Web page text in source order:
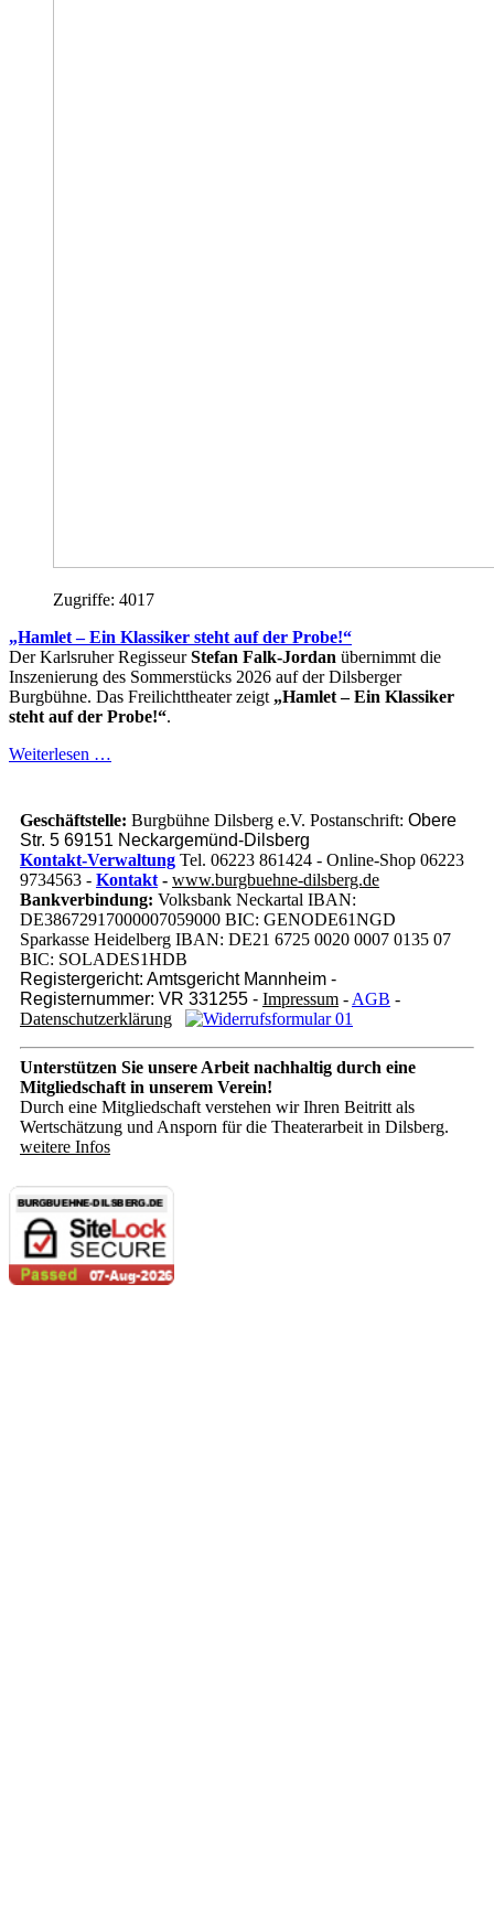
Zugriffe: 4017
„Hamlet – Ein Klassiker steht auf der Probe!“
Der Karlsruher RegisseurStefan Falk-Jordan übernimmt die
Inszenierung des Sommerstücks 2026 auf der Dilsberger
Burgbühne. Das Freilichttheater zeigt „Hamlet – Ein Klassiker
steht auf der Probe!“.
Weiterlesen …
Geschäftstelle: Burgbühne Dilsberg e.V. Postanschrift: Obere
Str. 5 69151 Neckargemünd-Dilsberg
Kontakt-Verwaltung Tel. 06223 861424 - Online-Shop 06223
9734563 - Kontakt - www.burgbuehne-dilsberg.de
Bankverbindung: Volksbank Neckartal IBAN:
DE38672917000007059000 BIC: GENODE61NGD
Sparkasse Heidelberg IBAN: DE21 6725 0020 0007 0135 07
BIC: SOLADES1HDB
Registergericht: Amtsgericht Mannheim -
Registernummer: VR 331255 - Impressum - AGB -
Datenschutzerklärung
Unterstützen Sie unsere Arbeit nachhaltig durch eine
Mitgliedschaft in unserem Verein!
Durch eine Mitgliedschaft verstehen wir Ihren Beitritt als
Wertschätzung und Ansporn für die Theaterarbeit in Dilsberg.
weitere Infos